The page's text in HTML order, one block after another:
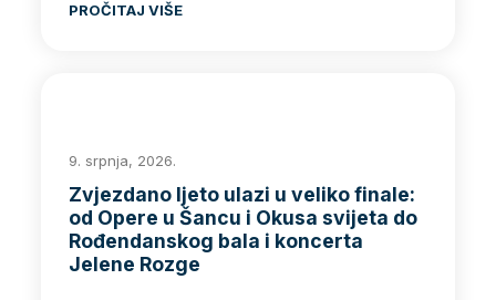
PROČITAJ VIŠE
9. srpnja, 2026.
Zvjezdano ljeto ulazi u veliko finale:
od Opere u Šancu i Okusa svijeta do
Rođendanskog bala i koncerta
Jelene Rozge